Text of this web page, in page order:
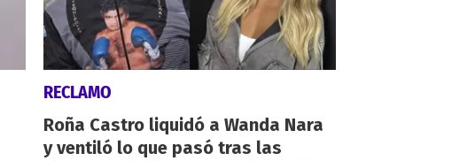
RECLAMO
Roña Castro liquidó a Wanda Nara
y ventiló lo que pasó tras las